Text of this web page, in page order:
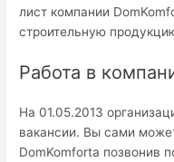
лист компании
строительную
Работа в
На 01.05.2013
вакансии. Вы сами
DomKomforta позвонив